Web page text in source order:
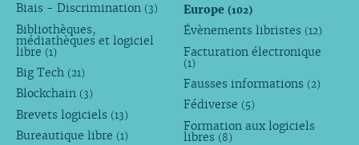
Biais - Discrimination (3)
Bibliothèques,
médiathèques et logiciel
libre (1)
Big Tech (21)
Blockchain (3)
Brevets logiciels (13)
Bureautique libre (1)
Europe(102)
Évènements libristes (12)
Facturation électronique
(1)
Fausses informations (2)
Fédiverse (5)
Formation aux logiciels
libres (8)